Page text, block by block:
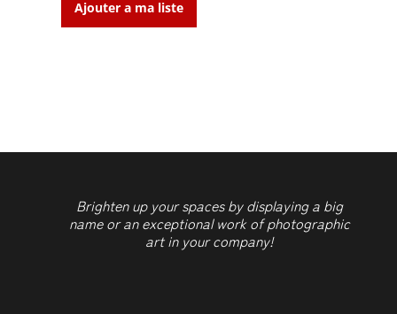
quantitéAjouter a ma liste
Brighten up your spaces by displaying a big
name or an exceptional work of photographic
art in your company!